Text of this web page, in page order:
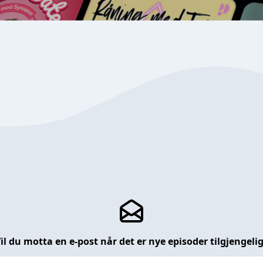
du motta en e-post når det er nye episoder